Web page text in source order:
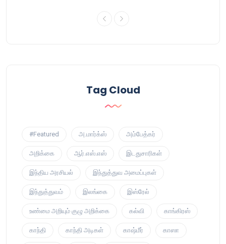
Tag Cloud
#Featured அ.மார்க்ஸ் அம்பேத்கர்
அறிக்கை ஆர்.எஸ்.எஸ் இடதுசாரிகள்
இந்திய அரசியல் இந்துத்துவ அமைப்புகள்
இந்துத்துவம் இலங்கை இஸ்ரேல்
உண்மை அறியும் குழு அறிக்கை கல்வி காங்கிரஸ்
காந்தி காந்தி அடிகள் காஷ்மீர் காஸா